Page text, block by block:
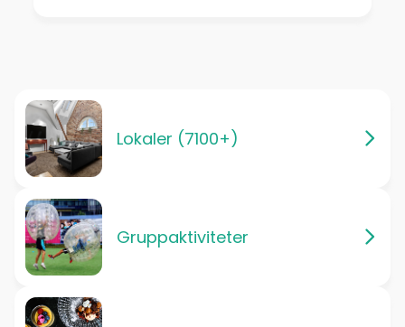
Lokaler (7100+)
Gruppaktiviteter